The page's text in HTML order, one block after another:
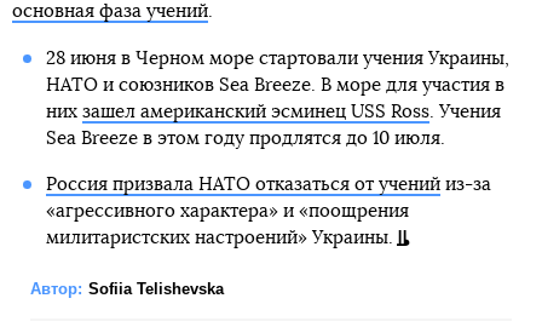
основная фаза учений.
28 июня в Черном море стартовали учения Украины,
НАТО и союзников Sea Breeze. В море для участия в
них зашел американский эсминец USS Ross. Учения
Sea Breeze в этом году продлятся до 10 июля.
Россия призвала НАТО отказаться от ученийиз-за
«агрессивного характера» и «поощрения
милитаристских настроений» Украины.
Автор: Sofiia Telishevska